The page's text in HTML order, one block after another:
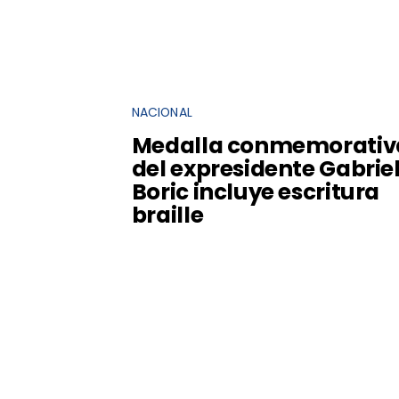
NACIONAL
Medalla
del expresidente
Boric incluye escritura
braille